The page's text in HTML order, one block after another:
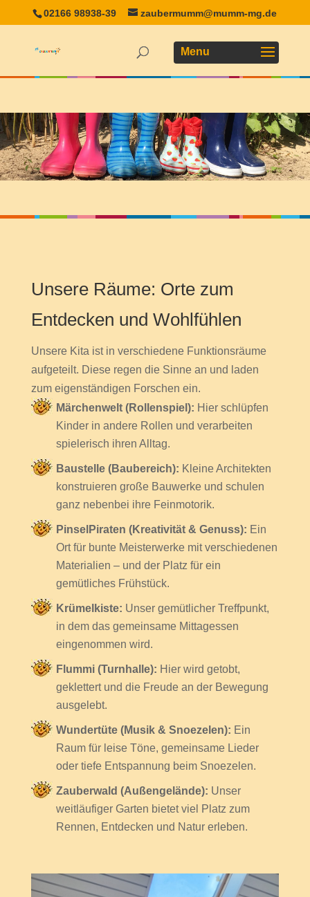
02166 98938-39 zaubermumm@mumm-mg.de
Unsere Räume: Orte zum
Entdecken und Wohlfühlen
Unsere Kita ist in verschiedene Funktionsräume
aufgeteilt. Diese regen die Sinne an und laden
zum eigenständigen Forschen ein.
Märchenwelt (Rollenspiel): Hier schlüpfen
Kinder in andere Rollen und verarbeiten
spielerisch ihren Alltag.
Baustelle (Baubereich): Kleine Architekten
konstruieren große Bauwerke und schulen
ganz nebenbei ihre Feinmotorik.
PinselPiraten (Kreativität & Genuss): Ein
Ort für bunte Meisterwerke mit verschiedenen
Materialien – und der Platz für ein
gemütliches Frühstück.
Krümelkiste: Unser gemütlicher Treffpunkt,
in dem das gemeinsame Mittagessen
eingenommen wird.
Flummi (Turnhalle): Hier wird getobt,
geklettert und die Freude an der Bewegung
ausgelebt.
Wundertüte (Musik & Snoezelen): Ein
Raum für leise Töne, gemeinsame Lieder
oder tiefe Entspannung beim Snoezelen.
Zauberwald (Außengelände): Unser
weitläufiger Garten bietet viel Platz zum
Rennen, Entdecken und Natur erleben.